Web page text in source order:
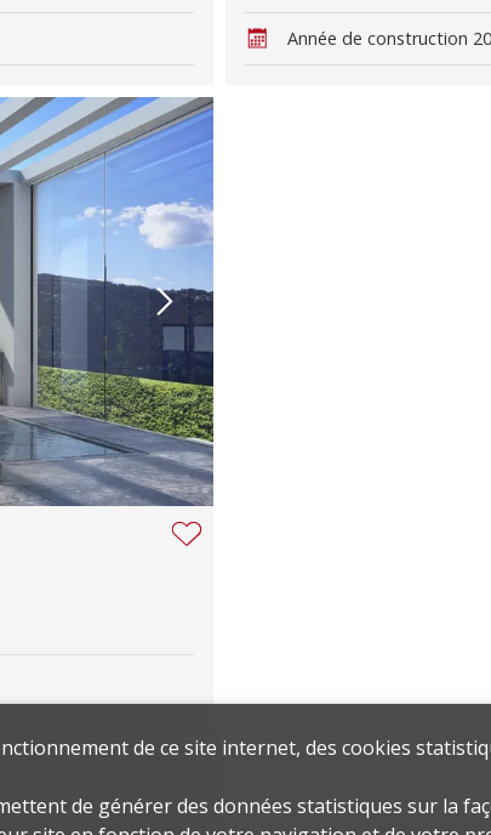
Année de construction
de ce site internet, des cookies
de générer des données statistiques sur la